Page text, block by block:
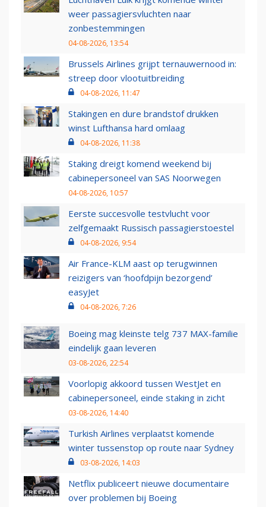
weer passagiersvluchten naar
zonbestemmingen
04-08-2026, 13:54
Brussels Airlines grijpt ternauwernood in:
streep door vlootuitbreiding
04-08-2026, 11:47
Stakingen en dure brandstof drukken
winst Lufthansa hard omlaag
04-08-2026, 11:38
Staking dreigt komend weekend bij
cabinepersoneel van SAS Noorwegen
04-08-2026, 10:57
Eerste succesvolle testvlucht voor
zelfgemaakt Russisch passagierstoestel
04-08-2026, 9:54
Air France-KLM aast op terugwinnen
reizigers van ‘hoofdpijn bezorgend’
easyJet
04-08-2026, 7:26
Boeing mag kleinste telg 737 MAX-familie
eindelijk gaan leveren
03-08-2026, 22:54
Voorlopig akkoord tussen WestJet en
cabinepersoneel, einde staking in zicht
03-08-2026, 14:40
Turkish Airlines verplaatst komende
winter tussenstop op route naar Sydney
03-08-2026, 14:03
Netflix publiceert nieuwe documentaire
over problemen bij Boeing